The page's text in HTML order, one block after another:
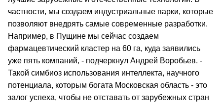
частности, мы создаем индустриальные парки, которые
позволяют внедрять самые современные разработки.
Например, в Пущине мы сейчас создаем
фармацевтический кластер на 60 га, куда заявились
уже пять компаний, - подчеркнул Андрей Воробьев. -
Такой симбиоз использования интеллекта, научного
потенциала, которым богата Московская область - это
залог успеха, чтобы не отставать от зарубежных стран